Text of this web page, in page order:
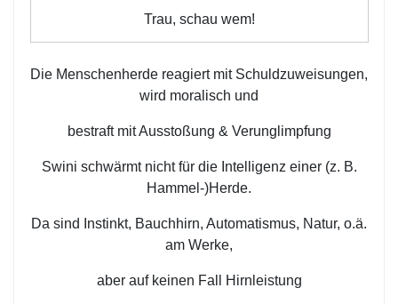
Trau, schau wem!
Die Menschenherde reagiert mit Schuldzuweisungen,
wird moralisch und
bestraft mit Ausstoßung & Verunglimpfung
Swini schwärmt nicht für die Intelligenz einer (z. B.
Hammel-)Herde.
Da sind Instinkt, Bauchhirn, Automatismus, Natur, o.ä.
am Werke,
aber auf keinen Fall Hirnleistung